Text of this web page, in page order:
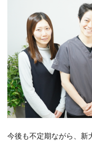
今後も不定期ながら、新